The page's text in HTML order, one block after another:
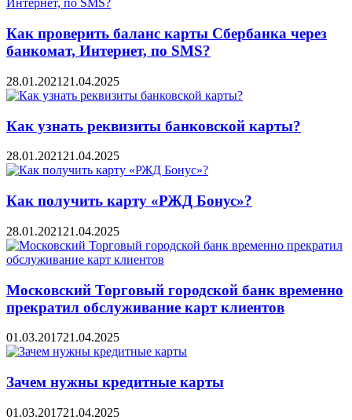
Как проверить баланс карты Сбербанка через
банкомат, Интернет, по SMS?
28.01.2021 21.04.2025
Как узнать реквизиты банковской карты?
28.01.2021 21.04.2025
Как получить карту «РЖД Бонус»?
28.01.2021 21.04.2025
Московский Торговый городской банк временно
прекратил обслуживание карт клиентов
01.03.201721.04.2025
Зачем нужны кредитные карты
01.03.201721.04.2025